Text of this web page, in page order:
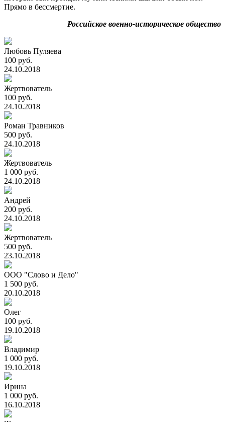
Прямо в бессмертие.
Российское военно-историческое общество
Любовь Пуляева
100 руб.
24.10.2018
Жертвователь
100 руб.
24.10.2018
Роман Травников
500 руб.
24.10.2018
Жертвователь
1 000 руб.
24.10.2018
Андрей
200 руб.
24.10.2018
Жертвователь
500 руб.
23.10.2018
ООО "Слово и Дело"
1 500 руб.
20.10.2018
Олег
100 руб.
19.10.2018
Владимир
1 000 руб.
19.10.2018
Ирина
1 000 руб.
16.10.2018